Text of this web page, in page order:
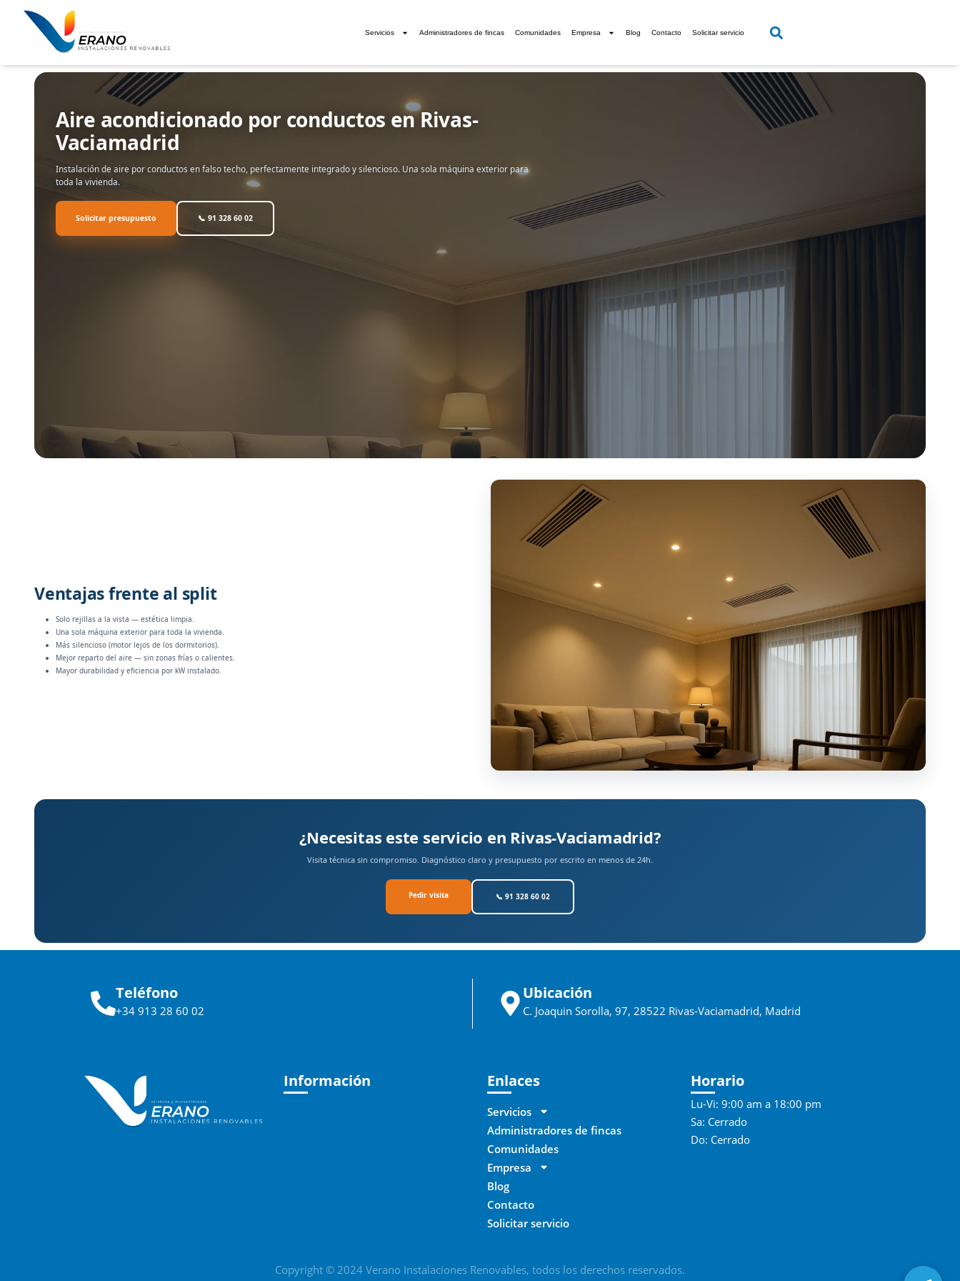
contenido
Servicios Administradores de fincas Comunidades Empresa Blog Contacto Solicitar servicio
Aire acondicionado por conductos en Rivas-
Vaciamadrid
Instalación de aire por conductos en falso techo, perfectamente integrado y silencioso. Una sola máquina exterior para
toda la vivienda.
Solicitar presupuesto 📞 91 328 60 02
Ventajas frente al split
Solo rejillas a la vista — estética limpia.
Una sola máquina exterior para toda la vivienda.
Más silencioso (motor lejos de los dormitorios).
Mejor reparto del aire — sin zonas frías o calientes.
Mayor durabilidad y eficiencia por kW instalado.
¿Necesitas este servicio en Rivas-Vaciamadrid?
Visita técnica sin compromiso. Diagnóstico claro y presupuesto por escrito en menos de 24h.
Pedir visita 📞 91 328 60 02
Teléfono
+34 913 28 60 02
Ubicación
C. Joaquin Sorolla, 97, 28522 Rivas-Vaciamadrid, Madrid
Información Enlaces
Servicios
Administradores de fincas
Comunidades
Empresa
Blog
Contacto
Solicitar servicio
Horario
Lu-Vi: 9:00 am a 18:00 pm
Sa: Cerrado
Do: Cerrado
Copyright © 2024 Verano Instalaciones Renovables, todos los derechos reservados.